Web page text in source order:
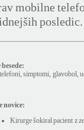
mobilne
,simptomi, glavobol,
novice:
Kirurge šokiral pacient z